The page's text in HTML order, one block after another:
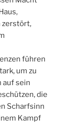
zerstört,
führen
um zu
auf sein
die
Scharfsinn
Kampf